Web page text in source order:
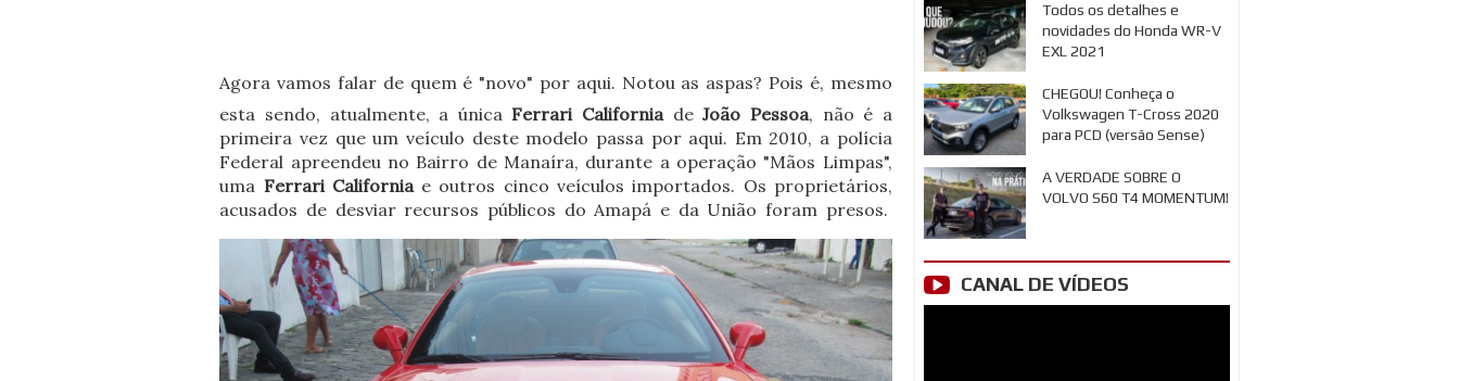
Agora vamos falar de quem é "novo" por aqui. Notou as aspas? Pois é, mesmo
esta sendo, atualmente, a única Ferrari California deJoão Pessoa, não é a
primeira vez que um veículo deste modelo passa por aqui. Em 2010, a polícia
Federal apreendeu no Bairro de Manaíra, durante a operação "Mãos Limpas",
uma Ferrari Californiae outros cinco veículos importados. Os proprietários,
acusados de desviar recursos públicos do Amapá e da União foram presos.
Todos os detalhes e
novidades do Honda WR-V
EXL 2021
CHEGOU! Conheça o
Volkswagen T-Cross 2020
para PCD (versão Sense)
A VERDADE SOBRE O
VOLVO S60 T4 MOMENTUM!
CANAL DE VÍDEOS